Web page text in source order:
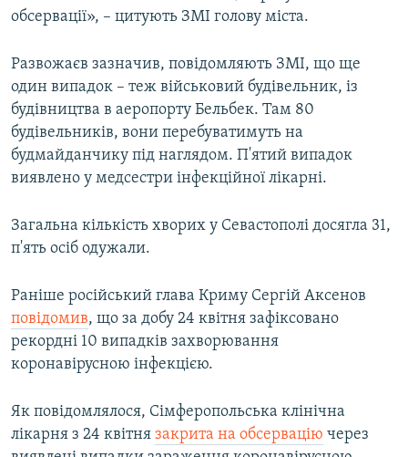
обсервації», – цитують ЗМІ голову міста.
Развожаєв зазначив, повідомляють ЗМІ, що ще
один випадок – теж військовий будівельник, із
будівництва в аеропорту Бельбек. Там 80
будівельників, вони перебуватимуть на
будмайданчику під наглядом. П'ятий випадок
виявлено у медсестри інфекційної лікарні.
Загальна кількість хворих у Севастополі досягла 31,
п'ять осіб одужали.
Раніше російський глава Криму Сергій Аксенов
повідомив, що за добу 24 квітня зафіксовано
рекордні 10 випадків захворювання
коронавірусною інфекцією.
Як повідомлялося, Сімферопольська клінічна
лікарня з 24 квітня закрита на обсервацію через